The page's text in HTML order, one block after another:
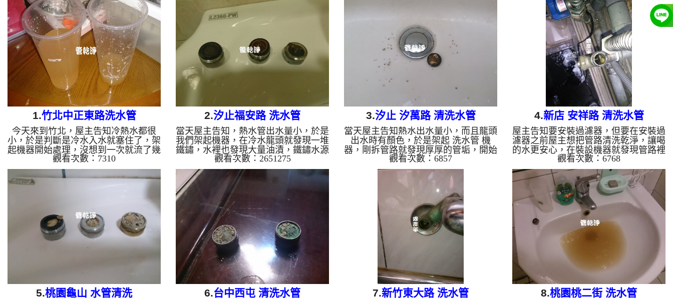
1.竹北中正東路洗水管
今天來到竹北，屋主告知冷熱水都很
小，於是判斷是冷水入水就塞住了，架
起機器開始處理，沒想到一次就流了幾
分鐘的髒水，讓屋主嚇了一跳 清洗水
管 水管清洗 洗水管 熱水管堵塞 熱水
忽冷忽熱 ...
觀看次數：7310
2.汐止福安路 洗水管
當天屋主告知，熱水管出水量小，於是
我們架起機器，在冷水龍頭就發現一堆
鐵鏽，水裡也發現大量油漬，鐵鏽水源
源不絕的留出，真是令人汗顏 清洗水
管 水管清洗 洗水管 熱水管堵塞 熱水
忽冷忽熱...
觀看次數：2651275
3.汐止 汐萬路 清洗水管
當天屋主告知熱水出水量小，而且龍頭
出水時有顏色，於是架起 洗水管 機
器，剛拆管路就發現厚厚的管垢，開始
清洗水管 時，沒想到一杯杯的胡蘿蔔
汁從水龍頭不斷流出。 清洗水管 水
管清洗 洗水管 熱水管堵塞 熱水忽冷忽
觀看次數：6857
4.新店 安祥路 清洗水管
屋主告知要安裝過濾器，但要在安裝過
濾器之前屋主想把管路清洗乾淨，讓喝
的水更安心，在裝設機器就發現管路裡
有垢，洗出來的水就像維大力一樣，也
是有夠噁的 清洗水管 水管清洗 洗水管
熱水管堵塞 熱水忽冷忽熱...
觀看次數：6768
5.桃園龜山 水管清洗 6.台中西屯 清洗水管 7.新竹東大路 洗水管 8.桃園桃二街 洗水管